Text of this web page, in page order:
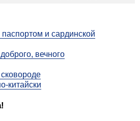
и сардинской
вечного
китайски